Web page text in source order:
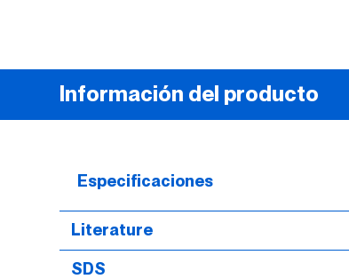
Información del producto
Especificaciones
Literature
SDS